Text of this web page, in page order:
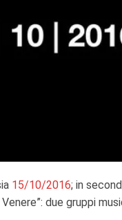
15/10/2016; in
due gruppi